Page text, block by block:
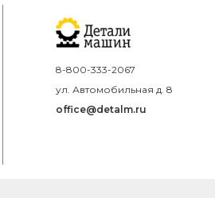
8-800-333-2067
ул. Автомобильная д. 8
office@detalm.ru